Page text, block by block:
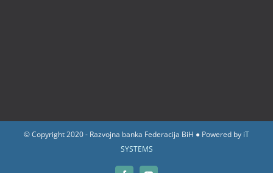
© Copyright 2020 - Razvojna banka Federacija BiH ● Powered by iT
SYSTEMS